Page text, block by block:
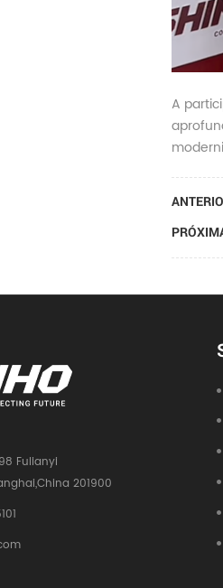
A
Fulianyi
201900